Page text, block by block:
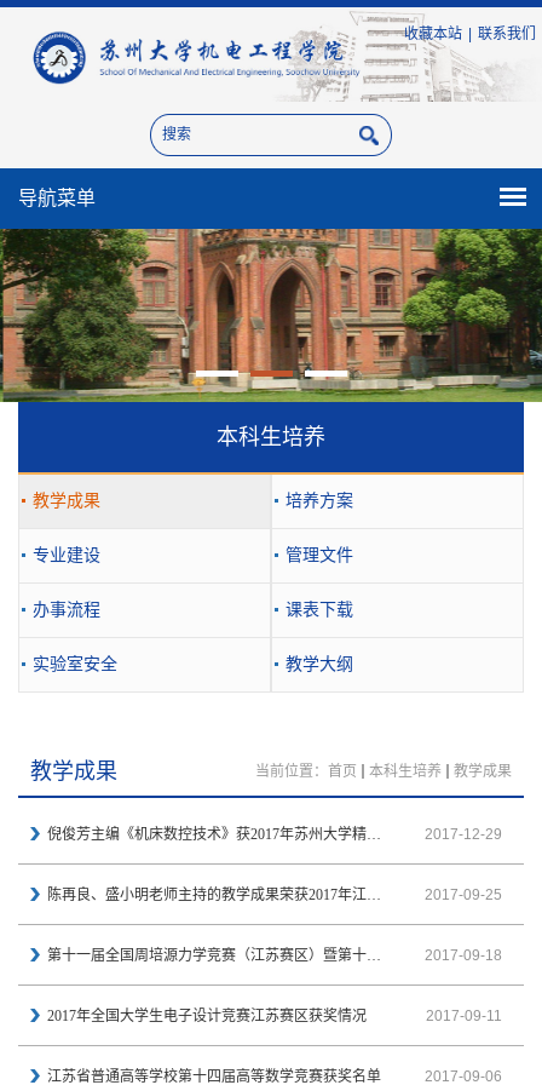
收藏本站 联系我们
导航菜单
本科生培养
教学成果 培养方案
专业建设 管理文件
办事流程 课表下载
实验室安全 教学大纲
教学成果 当前位置： 首页 本科生培养 教学成果
倪俊芳主编《机床数控技术》获2017年苏州大学精品教材 2017-12-29
陈再良、盛小明老师主持的教学成果荣获2017年江苏省教学成果奖一等奖 2017-09-25
第十一届全国周培源力学竞赛（江苏赛区）暨第十届江苏省大学生力学竞赛获奖名单 2017-09-18
2017年全国大学生电子设计竞赛江苏赛区获奖情况 2017-09-11
江苏省普通高等学校第十四届高等数学竞赛获奖名单 2017-09-06